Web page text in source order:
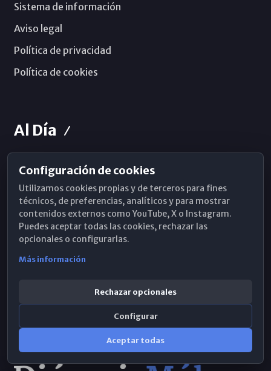
Sistema de información
Aviso legal
Política de privacidad
Política de cookies
Al Día
Horarios de Misa
Hemeroteca
WhatsApp
Configuración de cookies
Utilizamos cookies propias y de terceros para fines
técnicos, de preferencias, analíticos y para mostrar
contenidos externos como YouTube, X o Instagram.
Puedes aceptar todas las cookies, rechazar las
opcionales o configurarlas.
Más información
Rechazar opcionales
Configurar
Aceptar todas